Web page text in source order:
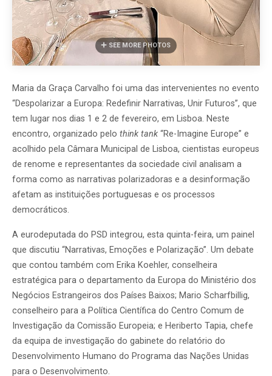
SEE MORE PHOTOS
Maria da Graça Carvalho foi uma das intervenientes no evento
“Despolarizar a Europa: Redefinir Narrativas, Unir Futuros”, que
tem lugar nos dias 1 e 2 de fevereiro, em Lisboa. Neste
encontro, organizado pelo think tank “Re-Imagine Europe” e
acolhido pela Câmara Municipal de Lisboa, cientistas europeus
de renome e representantes da sociedade civil analisam a
forma como as narrativas polarizadoras e a desinformação
afetam as instituições portuguesas e os processos
democráticos.
A eurodeputada do PSD integrou, esta quinta-feira, um painel
que discutiu “Narrativas, Emoções e Polarização”. Um debate
que contou também com Erika Koehler, conselheira
estratégica para o departamento da Europa do Ministério dos
Negócios Estrangeiros dos Países Baixos; Mario Scharfbillig,
conselheiro para a Política Científica do Centro Comum de
Investigação da Comissão Europeia; e Heriberto Tapia, chefe
da equipa de investigação do gabinete do relatório do
Desenvolvimento Humano do Programa das Nações Unidas
para o Desenvolvimento.